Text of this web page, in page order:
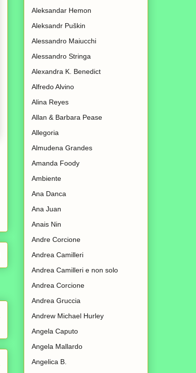
Aleksandar Hemon
Aleksandr Puškin
Alessandro Maiucchi
Alessandro Stringa
Alexandra K. Benedict
Alfredo Alvino
Alina Reyes
Allan & Barbara Pease
Allegoria
Almudena Grandes
Amanda Foody
Ambiente
Ana Danca
Ana Juan
Anais Nin
Andre Corcione
Andrea Camilleri
Andrea Camilleri e non solo
Andrea Corcione
Andrea Gruccia
Andrew Michael Hurley
Angela Caputo
Angela Mallardo
Angelica B.